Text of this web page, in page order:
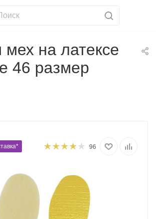
мех на латексе
46 размер
96